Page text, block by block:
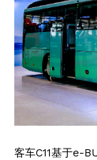
客车C11基于e-